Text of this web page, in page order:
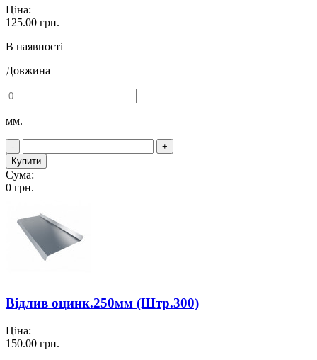
Ціна:
125.00 грн.
В наявності
Довжина
мм.
-
+
Купити
Сума:
0 грн.
Відлив оцинк.250мм (Штр.300)
Ціна:
150.00 грн.